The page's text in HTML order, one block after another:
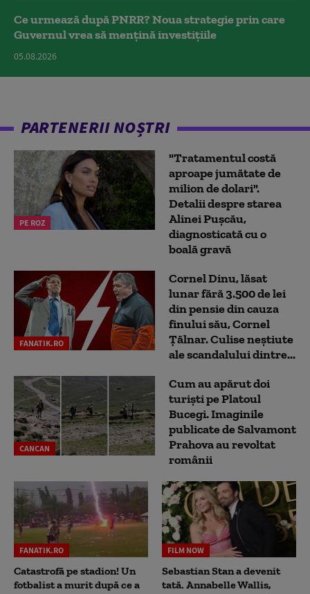
Ce urmează după PNRR? Noua strategie prin care
Guvernul vrea să mențină investițiile
05.08.2026
PARTENERII NOȘTRI
PE ROZ
"Tratamentul costă
aproape jumătate de
milion de dolari".
Detalii despre starea
Alinei Pușcău,
diagnosticată cu o
boală gravă
FANATIK.RO
Cornel Dinu, lăsat
lunar fără 3.500 de lei
din pensie din cauza
finului său, Cornel
Țălnar. Culise neștiute
ale scandalului dintre...
CANCAN
Cum au apărut doi
turiști pe Platoul
Bucegi. Imaginile
publicate de Salvamont
Prahova au revoltat
românii
FANATIK.RO
Catastrofă pe stadion! Un
fotbalist a murit după ce a
FILM NOW
Sebastian Stan a devenit
tată. Annabelle Wallis,